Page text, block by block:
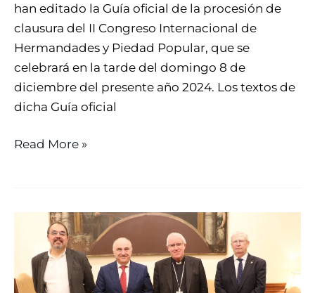
han editado la Guía oficial de la procesión de
clausura del II Congreso Internacional de
Hermandades y Piedad Popular, que se
celebrará en la tarde del domingo 8 de
diciembre del presente año 2024. Los textos de
dicha Guía oficial
Read More »
FIRMA
CONVENIO
ENTRE